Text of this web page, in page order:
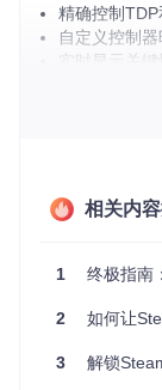
精确控制
自定义控制
实时显示关
二、四大核
Fan Control模
测APU、CPU
相关内
1 终极指南：
2 如何让
3 解锁